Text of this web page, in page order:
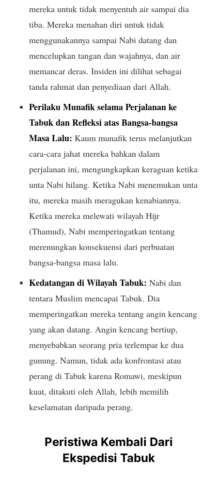
mereka untuk tidak menyentuh air sampai dia
tiba. Mereka menahan diri untuk tidak
menggunakannya sampai Nabi datang dan
mencelupkan tangan dan wajahnya, dan air
memancar deras. Insiden ini dilihat sebagai
tanda rahmat dan penyediaan dari Allah.
Perilaku Munafik selama Perjalanan ke
Tabuk dan Refleksi atas Bangsa-bangsa
Masa Lalu: Kaum munafik terus melanjutkan
cara-cara jahat mereka bahkan dalam
perjalanan ini, mengungkapkan keraguan ketika
unta Nabi hilang. Ketika Nabi menemukan unta
itu, mereka masih meragukan kenabiannya.
Ketika mereka melewati wilayah Hijr
(Thamud), Nabi memperingatkan tentang
merenungkan konsekuensi dari perbuatan
bangsa-bangsa masa lalu.
Kedatangan di Wilayah Tabuk: Nabi dan
tentara Muslim mencapai Tabuk. Dia
memperingatkan mereka tentang angin kencang
yang akan datang. Angin kencang bertiup,
menyebabkan seorang pria terlempar ke dua
gunung. Namun, tidak ada konfrontasi atau
perang di Tabuk karena Romawi, meskipun
kuat, ditakuti oleh Allah, lebih memilih
keselamatan daripada perang.
Peristiwa Kembali Dari
Ekspedisi Tabuk